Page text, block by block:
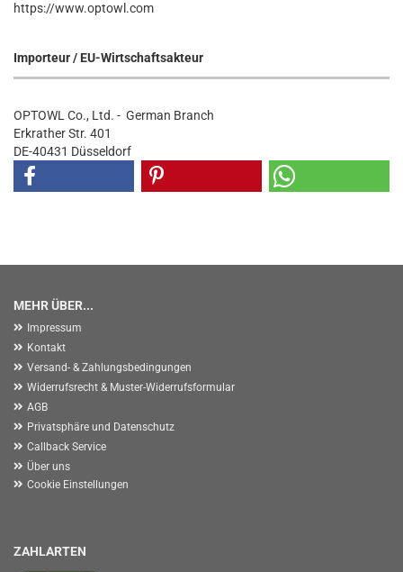
https://www.optowl.com
Importeur / EU-Wirtschaftsakteur
OPTOWL Co., Ltd. - German Branch
Erkrather Str. 401
DE-40431 Düsseldorf
MEHR ÜBER...
Impressum
Kontakt
Versand- & Zahlungsbedingungen
Widerrufsrecht & Muster-Widerrufsformular
AGB
Privatsphäre und Datenschutz
Callback Service
Über uns
Cookie Einstellungen
ZAHLARTEN